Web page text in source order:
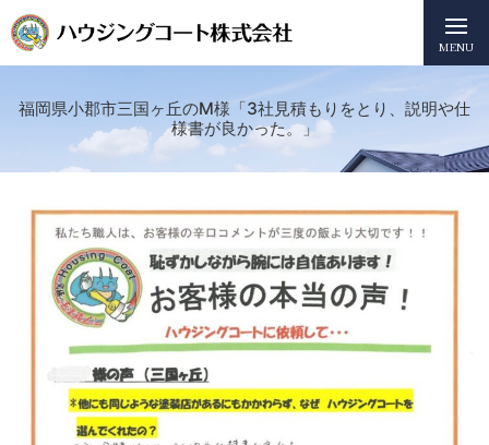
MENU
福岡県小郡市三国ヶ丘のM様「3社見積もりをとり、説明や仕
様書が良かった。」